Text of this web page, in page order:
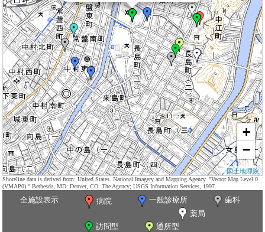
+
−
国土地理院
Shoreline data is derived from: United States. National Imagery and Mapping Agency. "Vector Map Level 0
(VMAP0)." Bethesda, MD: Denver, CO: The Agency; USGS Information Services, 1997.
全施設表示 病院 一般診療所
歯科
薬局
訪問型
通所型